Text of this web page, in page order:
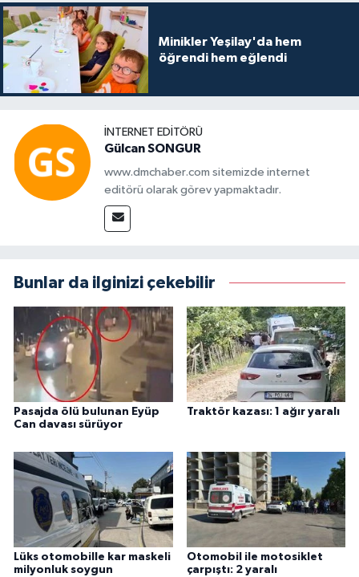
Minikler Yeşilay'da hem
öğrendi hem eğlendi
İNTERNET EDITÖRÜ
Gülcan SONGUR
www.dmchaber.com sitemizde internet
editörü olarak görev yapmaktadır.
Bunlar da ilginizi çekebilir
Pasajda ölü bulunan Eyüp
Can davası sürüyor
Traktör kazası: 1 ağır yaralı
Lüks otomobille kar maskeli
milyonluk soygun
Otomobil ile motosiklet
çarpıştı: 2 yaralı